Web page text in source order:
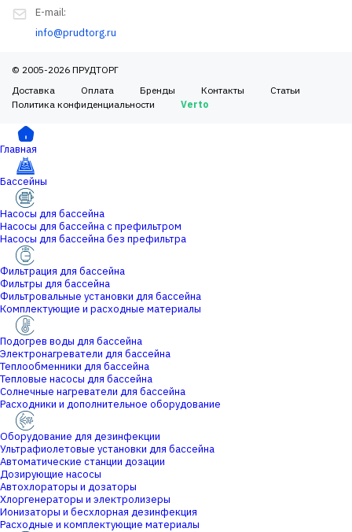
E-mail:
info@prudtorg.ru
© 2005-2026 ПРУДТОРГ
Доставка
Оплата Бренды Контакты
Статьи
Политика конфиденциальности
Verto
Главная
Бассейны
Насосы для бассейна
Насосы для бассейна с префильтром
Насосы для бассейна без префильтра
Фильтрация для бассейна
Фильтры для бассейна
Фильтровальные установки для бассейна
Комплектующие и расходные материалы
Подогрев воды для бассейна
Электронагреватели для бассейна
Теплообменники для бассейна
Тепловые насосы для бассейна
Солнечные нагреватели для бассейна
Расходники и дополнительное оборудование
Оборудование для дезинфекции
Ультрафиолетовые установки для бассейна
Автоматические станции дозации
Дозирующие насосы
Автохлораторы и дозаторы
Хлоргенераторы и электролизеры
Ионизаторы и бесхлорная дезинфекция
Расходные и комплектующие материалы